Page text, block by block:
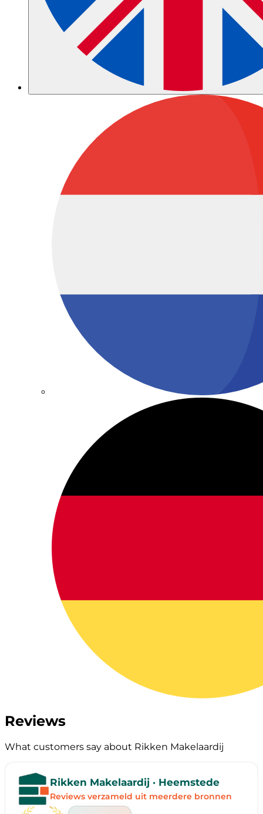
Reviews
What customers say about Rikken Makelaardij